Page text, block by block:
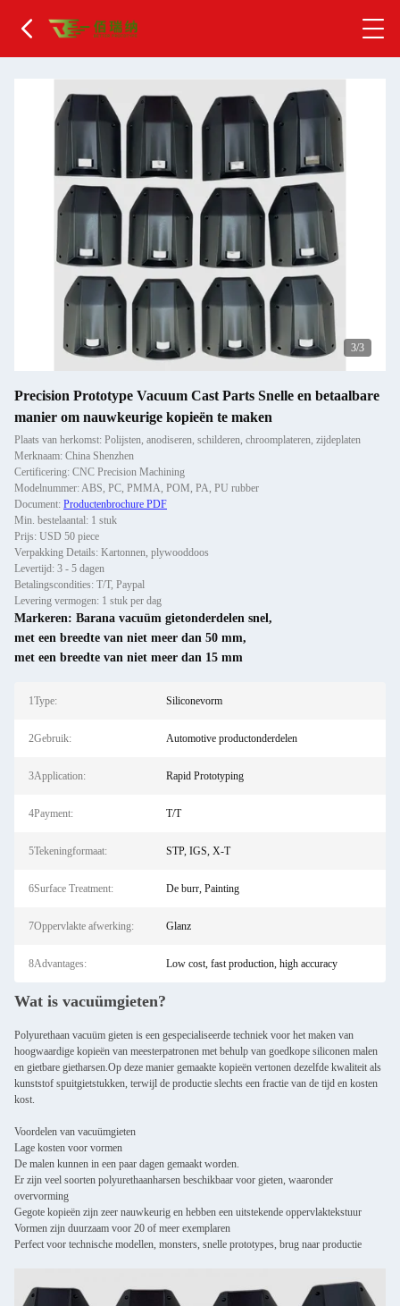
1/3
Precision Prototype Vacuum Cast Parts Snelle en betaalbare
manier om nauwkeurige kopieën te maken
Plaats van herkomst: Polijsten, anodiseren, schilderen, chroomplateren, zijdeplaten
Merknaam: China Shenzhen
Certificering: CNC Precision Machining
Modelnummer: ABS, PC, PMMA, POM, PA, PU rubber
Document: Productenbrochure PDF
Min. bestelaantal: 1 stuk
Prijs: USD 50 piece
Verpakking Details: Kartonnen, plywooddoos
Levertijd: 3 - 5 dagen
Betalingscondities: T/T, Paypal
Levering vermogen: 1 stuk per dag
Markeren: Barana vacuüm gietonderdelen snel,
met een breedte van niet meer dan 50 mm,
met een breedte van niet meer dan 15 mm
1Type: Siliconevorm
2Gebruik: Automotive productonderdelen
3Application: Rapid Prototyping
4Payment: T/T
5Tekeningformaat: STP, IGS, X-T
6Surface Treatment: De burr, Painting
7Oppervlakte afwerking: Glanz
8Advantages: Low cost, fast production, high accuracy
Wat is vacuümgieten?
Polyurethaan vacuüm gieten is een gespecialiseerde techniek voor het maken van
hoogwaardige kopieën van meesterpatronen met behulp van goedkope siliconen malen
en gietbare gietharsen.Op deze manier gemaakte kopieën vertonen dezelfde kwaliteit als
kunststof spuitgietstukken, terwijl de productie slechts een fractie van de tijd en kosten
kost.
Voordelen van vacuümgieten
Lage kosten voor vormen
De malen kunnen in een paar dagen gemaakt worden.
Er zijn veel soorten polyurethaanharsen beschikbaar voor gieten, waaronder
overvorming
Gegote kopieën zijn zeer nauwkeurig en hebben een uitstekende oppervlaktekstuur
Vormen zijn duurzaam voor 20 of meer exemplaren
Perfect voor technische modellen, monsters, snelle prototypes, brug naar productie